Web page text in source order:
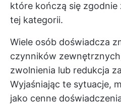
które kończą się zgodnie
tej kategorii.
Wiele osób doświadcza
czynników
zwolnienia lub redukcja
Wyjaśniając te sytuacje,
jako cenne